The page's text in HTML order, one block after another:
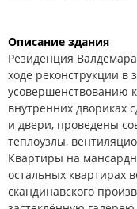
Описание здания
Резиденция
ходе реконструкции
усовершенствованию
внутренних двориках
и двери, проведены
теплоузлы,
Квартиры на
остальных квартирах
скандинавского